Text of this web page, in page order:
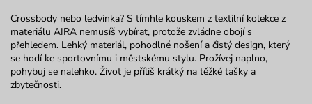
Crossbody nebo ledvinka? S tímhle kouskem z textilní kolekce z
materiálu AIRA nemusíš vybírat, protože zvládne obojí s
přehledem. Lehký materiál, pohodlné nošení a čistý design, který
se hodí ke sportovnímu i městskému stylu. Prožívej naplno,
pohybuj se nalehko. Život je příliš krátký na těžké tašky a
zbytečnosti.